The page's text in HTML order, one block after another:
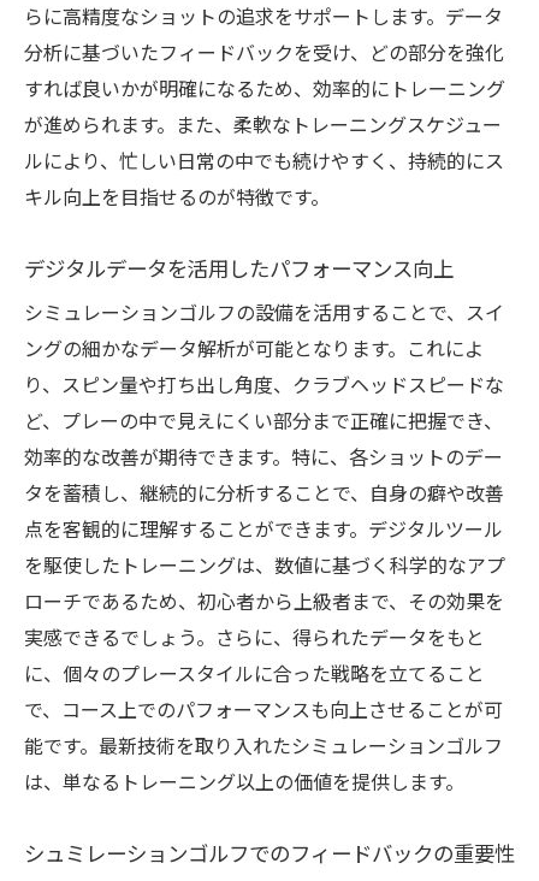
初心者向け基本スキルの習得
シュミレーターを活用した基礎トレーニン
グ
ゲーム感覚で楽しく学ぶゴルフ
失敗を恐れずに繰り返し練習
プロに学ぶシュミレーショントレーニング
スイング分析が可能なシュミレーションゴルフ
設備の実力
精密なスイング解析技術
リアルタイムでの結果フィードバック
個別指導に匹敵するデジタルアシスト
スイングデータを基にしたトレーニング計
画
プロレベルの解析を自宅で体験
データに基づく確かな改善戦略
シュミレーションゴルフで時間を有効活用する
テクニック
短時間で効果を上げる練習法
スケジュールに合わせた練習計画
時間管理がもたらす練習効率化
らに高精度なショットの追求をサポートします。データ
分析に基づいたフィードバックを受け、どの部分を強化
すれば良いかが明確になるため、効率的にトレーニング
が進められます。また、柔軟なトレーニングスケジュー
ルにより、忙しい日常の中でも続けやすく、持続的にス
キル向上を目指せるのが特徴です。
デジタルデータを活用したパフォーマンス向上
シミュレーションゴルフの設備を活用することで、スイ
ングの細かなデータ解析が可能となります。これによ
り、スピン量や打ち出し角度、クラブヘッドスピードな
ど、プレーの中で見えにくい部分まで正確に把握でき、
効率的な改善が期待できます。特に、各ショットのデー
タを蓄積し、継続的に分析することで、自身の癖や改善
点を客観的に理解することができます。デジタルツール
を駆使したトレーニングは、数値に基づく科学的なアプ
ローチであるため、初心者から上級者まで、その効果を
実感できるでしょう。さらに、得られたデータをもと
に、個々のプレースタイルに合った戦略を立てること
で、コース上でのパフォーマンスも向上させることが可
能です。最新技術を取り入れたシミュレーションゴルフ
は、単なるトレーニング以上の価値を提供します。
シュミレーションゴルフでのフィードバックの重要性